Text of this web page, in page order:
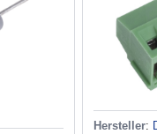
Hersteller: